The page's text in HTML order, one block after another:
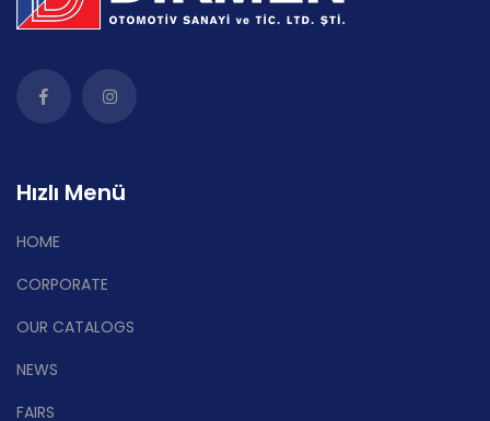
Hızlı Menü
HOME
CORPORATE
OUR CATALOGS
NEWS
FAIRS